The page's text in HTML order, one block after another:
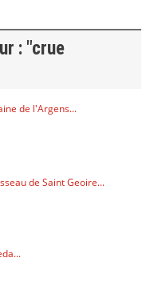
: "crue
de l'Argens...
de Saint Geoire...